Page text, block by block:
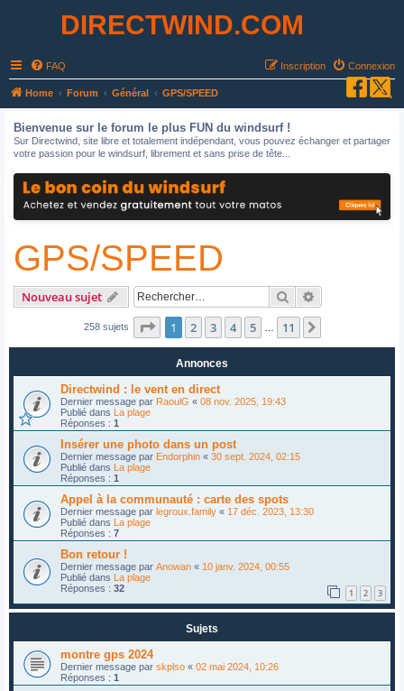
DIRECTWIND.COM
FAQ Connexion
Inscription
Home Forum Général GPS/SPEED
Bienvenue sur le forum le plus FUN du windsurf !
Sur Directwind, site libre et totalement indépendant, vous pouvez échanger et partager
votre passion pour le windsurf, librement et sans prise de tête...
GPS/SPEED
Nouveau sujet Rechercher
258 sujets Page 1sur11
1 2 3 4 5 11
Annonces
Directwind : le vent en direct
Dernier message par RaoulG « 08 nov. 2025, 19:43
Publié dans La plage
Réponses : 1
Insérer une photo dans un post
Dernier message par Endorphin « 30 sept. 2024, 02:15
Publié dans La plage
Réponses : 1
Appel à la communauté : carte des spots
Dernier message par legroux.family « 17 déc. 2023, 13:30
Publié dans La plage
Réponses : 7
Bon retour !
Dernier message par Anowan « 10 janv. 2024, 00:55
Publié dans La plage
Réponses : 32 1 2 3
Sujets
montre gps 2024
Dernier message par skplso « 02 mai 2024, 10:26
Réponses : 1